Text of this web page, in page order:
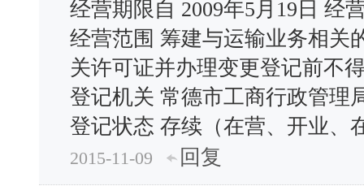
经营期限自 2009年5月19日 经
经营范围 筹建与运输业务相关
关许可证并办理变更登记前不
登记机关 常德市工商行政管理
登记状态 存续（在营、开业、
2015-11-09 回复